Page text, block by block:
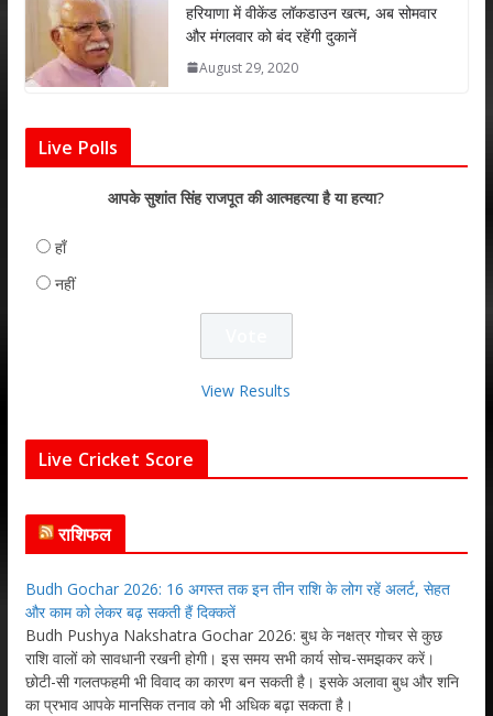
हरियाणा में वीकेंड लॉकडाउन खत्म, अब सोमवार
और मंगलवार को बंद रहेंगी दुकानें
August 29, 2020
Live Polls
आपके सुशांत सिंह राजपूत की आत्महत्या है या हत्या?
हाँ
नहीं
View Results
Live Cricket Score
राशिफल
Budh Gochar 2026: 16 अगस्त तक इन तीन राशि के लोग रहें अलर्ट, सेहत
और काम को लेकर बढ़ सकती हैं दिक्कतें
Budh Pushya Nakshatra Gochar 2026: बुध के नक्षत्र गोचर से कुछ
राशि वालों को सावधानी रखनी होगी। इस समय सभी कार्य सोच-समझकर करें।
छोटी-सी गलतफहमी भी विवाद का कारण बन सकती है। इसके अलावा बुध और शनि
का प्रभाव आपके मानसिक तनाव को भी अधिक बढ़ा सकता है।